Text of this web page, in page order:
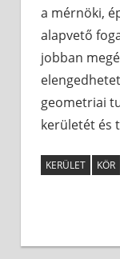
a mérnöki,
alapvető
jobban
geometriai
kerületét és
KERÜLET KÖR